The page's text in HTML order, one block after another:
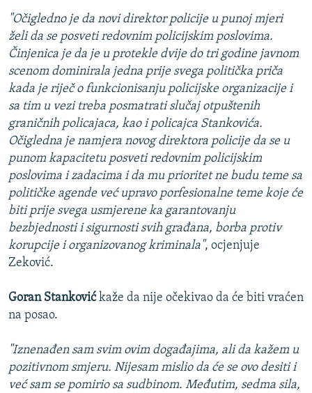
"Očigledno je da novi direktor policije u punoj mjeri
želi da se posveti redovnim policijskim poslovima.
Činjenica je da je u protekle dvije do tri godine javnom
scenom dominirala jedna prije svega politička priča
kada je riječ o funkcionisanju policijske organizacije i
sa tim u vezi treba posmatrati slučaj otpuštenih
graničnih policajaca, kao i policajca Stankovića.
Očigledna je namjera novog direktora policije da se u
punom kapacitetu posveti redovnim policijskim
poslovima i zadacima i da mu prioritet ne budu teme sa
političke agende već upravo porfesionalne teme koje će
biti prije svega usmjerene ka garantovanju
bezbjednosti i sigurnosti svih građana, borba protiv
korupcije i organizovanog kriminala", ocjenjuje
Zeković.
Goran Stankovićkaže da nije očekivao da će biti vraćen
na posao.
"Iznenađen sam svim ovim događajima, ali da kažem u
pozitivnom smjeru. Nijesam mislio da će se ovo desiti i
već sam se pomirio sa sudbinom. Međutim, sedma sila,